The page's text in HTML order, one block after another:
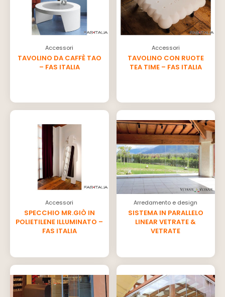
Accessori
TAVOLINO DA CAFFÈ TAO
– FAS ITALIA
Accessori
TAVOLINO CON RUOTE
TEA TIME – FAS ITALIA
Accessori
SPECCHIO MR.GIÒ IN
POLIETILENE ILLUMINATO –
FAS ITALIA
Arredamento e design
SISTEMA IN PARALLELO
LINEAR VETRATE &
VETRATE